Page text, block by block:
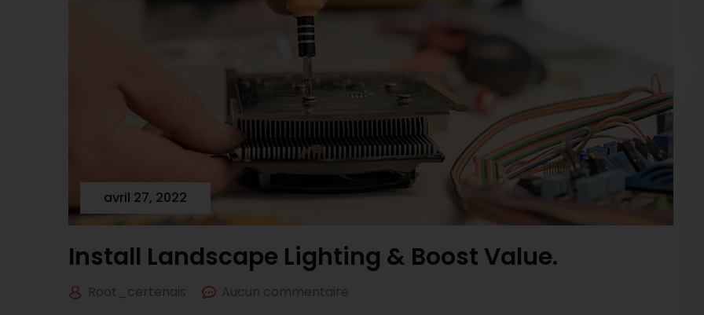
avril 27, 2022
Install Landscape Lighting & Boost Value.
Root_certenais
Aucun commentaire